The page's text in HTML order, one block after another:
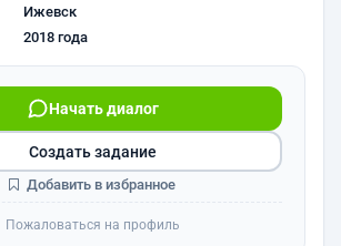
Ижевск
2018 года
Начать диалог
Создать задание
Добавить в избранное
Пожаловаться на профиль